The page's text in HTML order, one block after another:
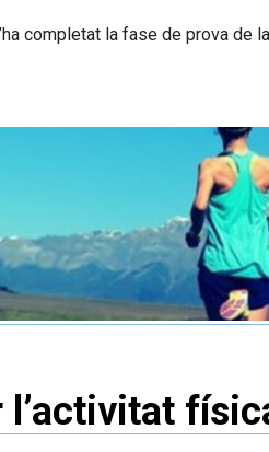
completat la fase de prova
l’activitat